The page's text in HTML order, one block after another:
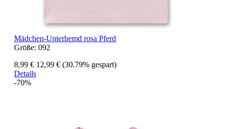
Mädchen-Unterhemd rosa Pferd
Größe: 092
8,99 € 12,99 € (30.79% gespart)
Details
-70%